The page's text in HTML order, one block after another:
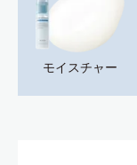
モイスチャー